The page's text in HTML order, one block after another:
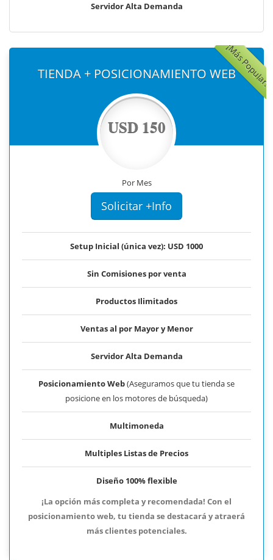
Servidor Alta Demanda
¡Más Popular!
TIENDA + POSICIONAMIENTO WEB
USD 150
Por Mes
Solicitar +Info
Setup Inicial (única vez): USD 1000
Sin Comisiones por venta
Productos Ilimitados
Ventas al por Mayor y Menor
Servidor Alta Demanda
Posicionamiento Web(Aseguramos que tu tienda se
posicione en los motores de búsqueda)
Multimoneda
Multiples Listas de Precios
Diseño 100% flexible
¡La opción más completa y recomendada! Con el
posicionamiento web, tu tienda se destacará y atraerá
más clientes potenciales.